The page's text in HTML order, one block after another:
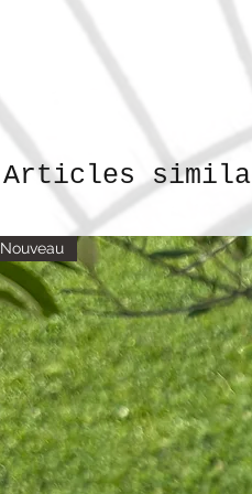
Articles
Nouveau